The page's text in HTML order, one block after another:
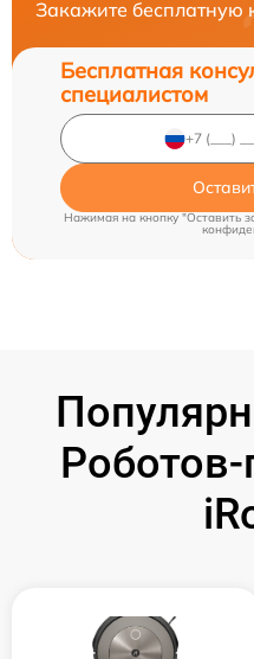
Закажите бесплатную
Бесплатная
специалистом
Нажимая на кнопку "Оставить